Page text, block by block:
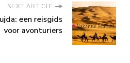
NEXT ARTICLE
een reisgids
voor avonturiers